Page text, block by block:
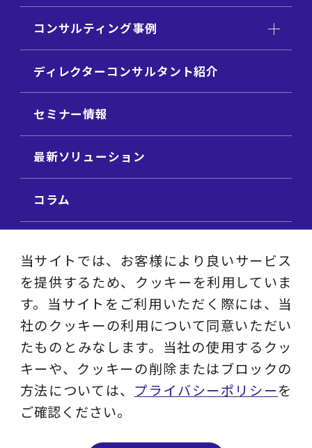
コンサルティング事例
ディレクターコンサルタント紹介
セミナー情報
最新ソリューション
コラム
ビジネステーマ解説集
動画ライブラリ
採用サイト
プライバシーポリシー
当サイトでは、お客様により良いサービス
を提供するため、クッキーを利用していま
す。当サイトをご利用いただく際には、当
社のクッキーの利用について同意いただい
たものとみなします。当社の使用するクッ
キーや、クッキーの削除またはブロックの
方法については、 プライバシーポリシーを
ご確認ください。